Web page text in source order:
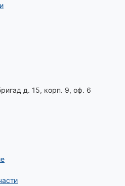
д. 15, корп. 9, оф. 6